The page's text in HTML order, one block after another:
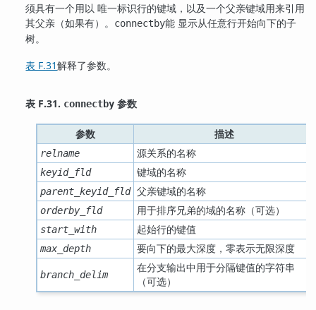
须具有一个用以 唯一标识行的键域，以及一个父亲键域用来引用
其父亲（如果有）。
connectby能 显示从任意行开始向下的子
树。
表 F.31解释了参数。
表 F.31. connectby 参数
参数 描述
relname 源关系的名称
keyid_fld 键域的名称
parent_keyid_fld 父亲键域的名称
orderby_fld 用于排序兄弟的域的名称（可选）
start_with 起始行的键值
max_depth 要向下的最大深度，零表示无限深度
branch_delim
在分支输出中用于分隔键值的字符串
（可选）